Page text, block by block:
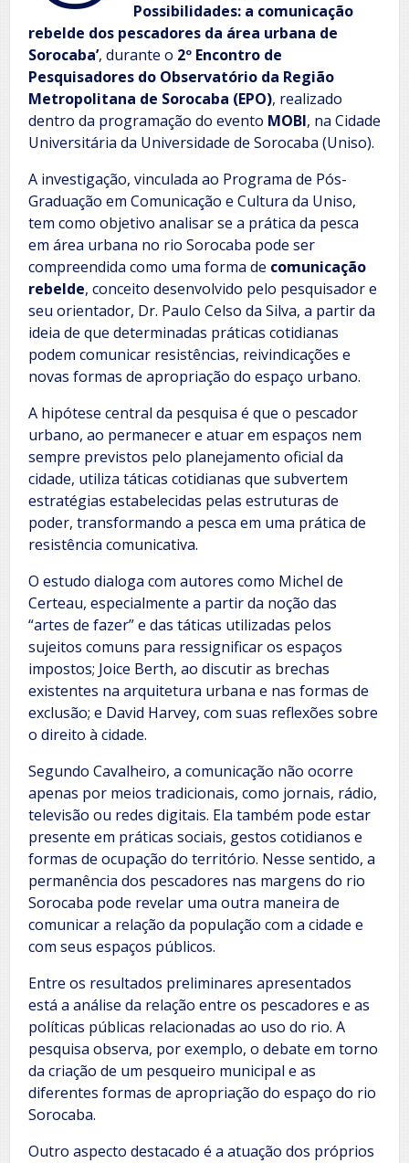
Possibilidades: a comunicação
rebelde dos pescadores da área urbana de
Sorocaba’, durante o 2º Encontro de
Pesquisadores do Observatório da Região
Metropolitana de Sorocaba (EPO), realizado
dentro da programação do evento MOBI, na Cidade
Universitária da Universidade de Sorocaba (Uniso).
A investigação, vinculada ao Programa de Pós-
Graduação em Comunicação e Cultura da Uniso,
tem como objetivo analisar se a prática da pesca
em área urbana no rio Sorocaba pode ser
compreendida como uma forma de comunicação
rebelde, conceito desenvolvido pelo pesquisador e
seu orientador, Dr. Paulo Celso da Silva, a partir da
ideia de que determinadas práticas cotidianas
podem comunicar resistências, reivindicações e
novas formas de apropriação do espaço urbano.
A hipótese central da pesquisa é que o pescador
urbano, ao permanecer e atuar em espaços nem
sempre previstos pelo planejamento oficial da
cidade, utiliza táticas cotidianas que subvertem
estratégias estabelecidas pelas estruturas de
poder, transformando a pesca em uma prática de
resistência comunicativa.
O estudo dialoga com autores como Michel de
Certeau, especialmente a partir da noção das
“artes de fazer” e das táticas utilizadas pelos
sujeitos comuns para ressignificar os espaços
impostos; Joice Berth, ao discutir as brechas
existentes na arquitetura urbana e nas formas de
exclusão; e David Harvey, com suas reflexões sobre
o direito à cidade.
Segundo Cavalheiro, a comunicação não ocorre
apenas por meios tradicionais, como jornais, rádio,
televisão ou redes digitais. Ela também pode estar
presente em práticas sociais, gestos cotidianos e
formas de ocupação do território. Nesse sentido, a
permanência dos pescadores nas margens do rio
Sorocaba pode revelar uma outra maneira de
comunicar a relação da população com a cidade e
com seus espaços públicos.
Entre os resultados preliminares apresentados
está a análise da relação entre os pescadores e as
políticas públicas relacionadas ao uso do rio. A
pesquisa observa, por exemplo, o debate em torno
da criação de um pesqueiro municipal e as
diferentes formas de apropriação do espaço do rio
Sorocaba.
Outro aspecto destacado é a atuação dos próprios